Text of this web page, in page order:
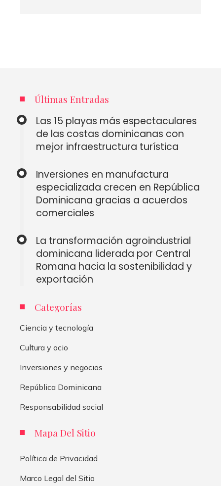
Últimas Entradas
Las 15 playas más espectaculares
de las costas dominicanas con
mejor infraestructura turística
Inversiones en manufactura
especializada crecen en República
Dominicana gracias a acuerdos
comerciales
La transformación agroindustrial
dominicana liderada por Central
Romana hacia la sostenibilidad y
exportación
Categorías
Ciencia y tecnología
Cultura y ocio
Inversiones y negocios
República Dominicana
Responsabilidad social
Mapa Del Sitio
Política de Privacidad
Marco Legal del Sitio